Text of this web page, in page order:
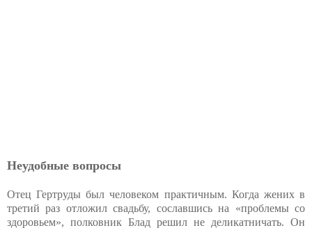
Неудобные вопросы
Отец Гертруды был человеком практичным. Когда жених в
третий раз отложил свадьбу, сославшись на «проблемы со
здоровьем», полковник Блад решил не деликатничать. Он